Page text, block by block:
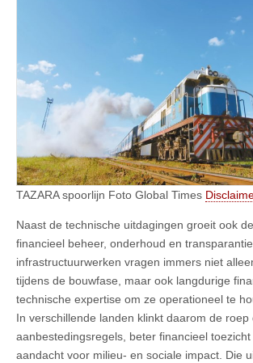
TAZARA spoorlijn Foto Global Times
Naast de technische uitdagingen groeit ook
financieel beheer, onderhoud en
infrastructuurwerken vragen immers niet
tijdens de bouwfase, maar ook langdurige
technische expertise om ze operationeel te
In verschillende landen klinkt daarom de roep
aanbestedingsregels, beter financieel
aandacht voor milieu- en sociale impact. Die